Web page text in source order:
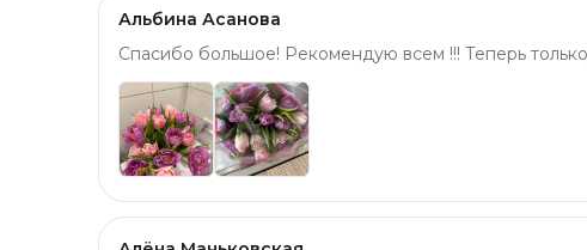
Альбина Асанова
Спасибо большое! Рекомендую всем !!! Теперь только